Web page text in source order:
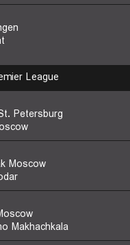
League
Petersburg
Moscow
Makhachkala